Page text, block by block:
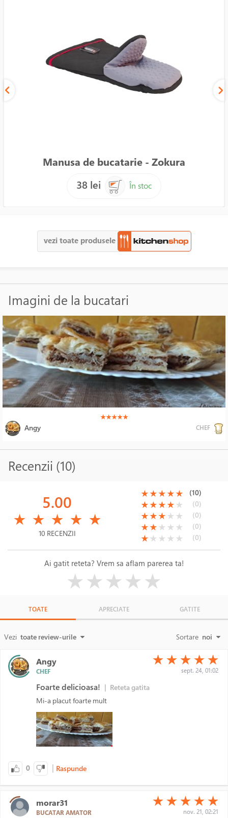
Manusa de bucatarie - Zokura
38 lei
În stoc
vezi toate produsele
Imagini de la bucatari
(*)
★(*)
★(*)
★(*)
★(*)
★
Angy CHEF
Recenzii (10)
5.00
★ ★ ★ ★ ★
10 RECENZII
(*)
★(*)
★(*)
★(*)
★(*)
★ (10)
(*)
★(*)
★(*)
★(*)
★( )
★ (0)
(*)
★(*)
★(*)
★( )
★ ( )
★ (0)
(*)
★(*)
★( )
★ ( )
★ ( )
★ (0)
(*)
★( )
★ ( )
★ ( )
★ ( )
★ (0)
Ai gatit reteta? Vrem sa aflam parerea ta!
★★★★★
TOATE APRECIATE GATITE
Vezi toate review-urile Sortare noi
Angy
CHEF
(*)
★ (*)
★ (*)
★ (*)
★ (*)
★
sept. 24, 01:02
Foarte delicioasa! | Reteta gatita
Mi-a placut foarte mult
0 | Raspunde
morar31
BUCATAR AMATOR
(*)
★ (*)
★ (*)
★ (*)
★ (*)
★
nov. 21, 02:21